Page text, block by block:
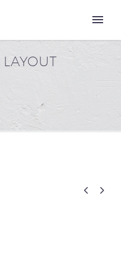
LAYOUT
 